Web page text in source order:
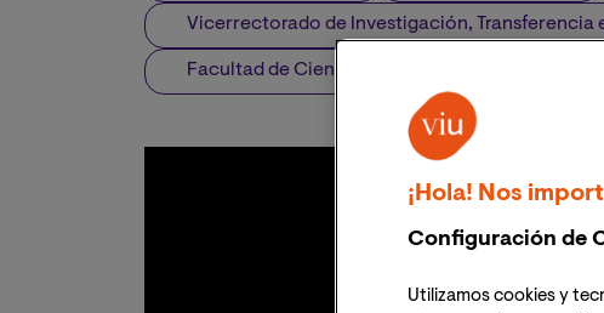
Vicerrectorado de Investigación, Transferencia
Facultad de Ciencias de la Salud
¡Hola! Nos
Configuración de
Utilizamos cookies y